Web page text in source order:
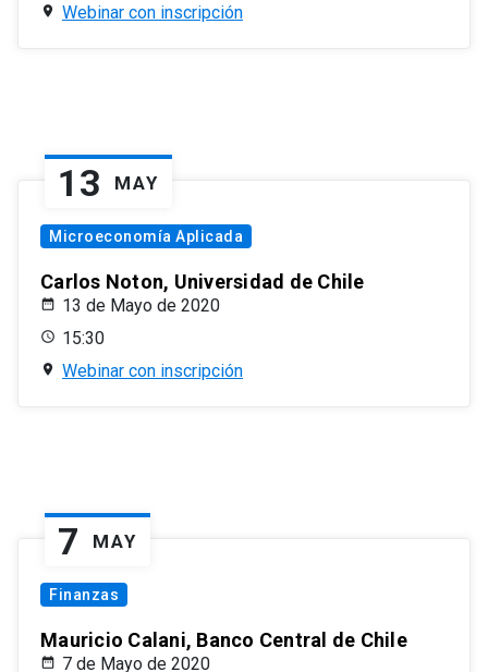
Webinar con inscripción
13 MAY
Microeconomía Aplicada
Carlos Noton, Universidad de Chile
13 de Mayo de 2020
15:30
Webinar con inscripción
7 MAY
Finanzas
Mauricio Calani, Banco Central de Chile
7 de Mayo de 2020